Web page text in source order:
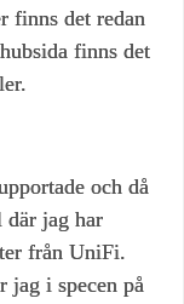
finns det redan
finns det
och då
där jag har
från UniFi.
jag i specen på